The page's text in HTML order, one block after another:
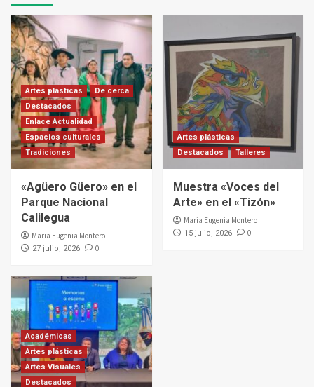
Artes plásticas
De cerca
Destacados
Enlace Actualidad
Espacios culturales
Tradiciones
«Agüero Güero» en el
Parque Nacional
Calilegua
Maria Eugenia Montero
27 julio, 2026 0
Artes plásticas
Destacados
Talleres
Muestra «Voces del
Arte» en el «Tizón»
Maria Eugenia Montero
15 julio, 2026 0
Académicas
Artes plásticas
Artes Visuales
Destacados